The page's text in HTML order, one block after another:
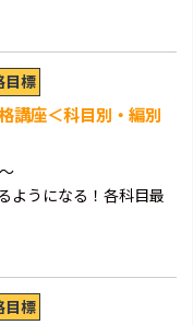
目標
座＜科目別・編別
ようになる！各科目最
目標